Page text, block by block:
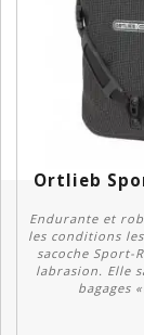
Endurante et
les conditions
sacoche Sport-
labrasion. Elle
bagages